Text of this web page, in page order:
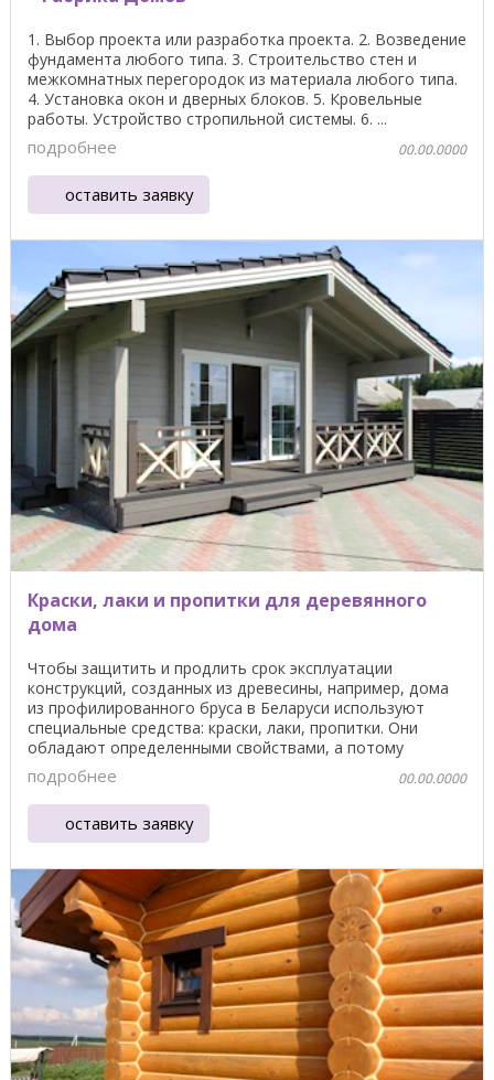
1. Выбор проекта или разработка проекта. 2. Возведение
фундамента любого типа. 3. Строительство стен и
межкомнатных перегородок из материала любого типа.
4. Установка окон и дверных блоков. 5. Кровельные
работы. Устройство стропильной системы. 6. ...
подробнее 00.00.0000
оставить заявку
Краски, лаки и пропитки для деревянного
дома
Чтобы защитить и продлить срок эксплуатации
конструкций, созданных из древесины, например, дома
из профилированного бруса в Беларуси используют
специальные средства: краски, лаки, пропитки. Они
обладают определенными свойствами, а потому
должны ...
подробнее 00.00.0000
оставить заявку